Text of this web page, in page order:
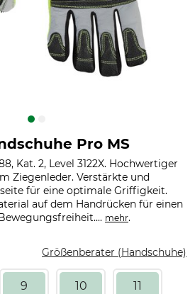
Pro MS
Kat. 2, Level 3122X. Hochwertiger
Ziegenleder. Verstärkte und
für eine optimale Griffigkeit.
auf dem Handrücken für einen
mehr.
Größenberater (Handschuhe)
9 10 11